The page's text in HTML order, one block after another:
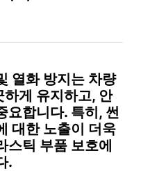
열화 방지는 차량
게 유지하고, 안
요합니다. 특히, 썬
대한 노출이 더욱
스틱 부품 보호에
.